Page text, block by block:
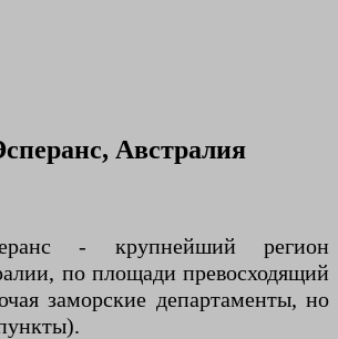
Австралия
- крупнейший регион
по площади превосходящий
заморские департаменты, но